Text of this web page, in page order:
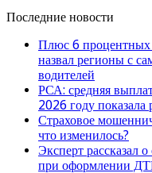
Последние новости
Плюс 6 процентных
назвал регионы с
водителей
РСА: средняя
2026 году показала
Страховое
что изменилось?
Эксперт рассказал
при оформлении